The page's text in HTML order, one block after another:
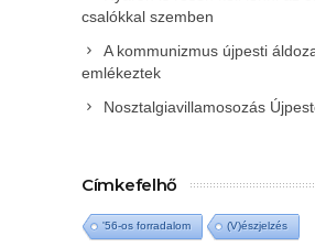
csalókkal szemben
A kommunizmus újpesti
emlékeztek
Nosztalgiavillamosozás
Címkefelhő
'56-os forradalom (V)észjelzés